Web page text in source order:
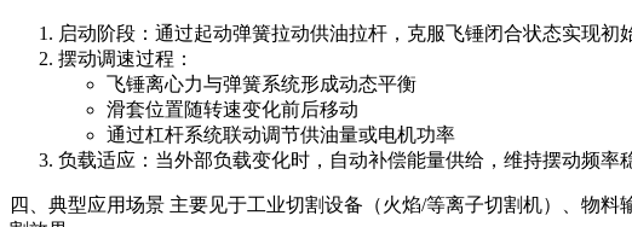
启动阶段：通过起动弹簧拉动供油拉杆，克服飞锤闭合状态实现初
摆动调速过程：
飞锤离心力与弹簧系统形成动态平衡
滑套位置随转速变化前后移动
通过杠杆系统联动调节供油量或电机功率
负载适应：当外部负载变化时，自动补偿能量供给，维持摆动频率
四、典型应用场景 主要见于工业切割设备（火焰/等离子切割机）、物